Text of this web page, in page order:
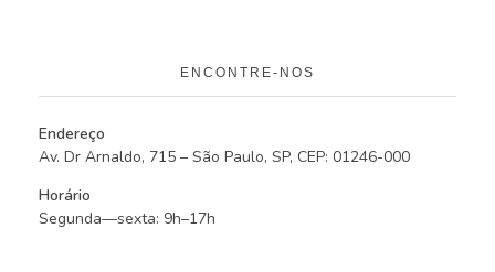
ENCONTRE-NOS
Endereço
Av. Dr Arnaldo, 715 – São Paulo, SP, CEP: 01246-000
Horário
Segunda—sexta: 9h–17h